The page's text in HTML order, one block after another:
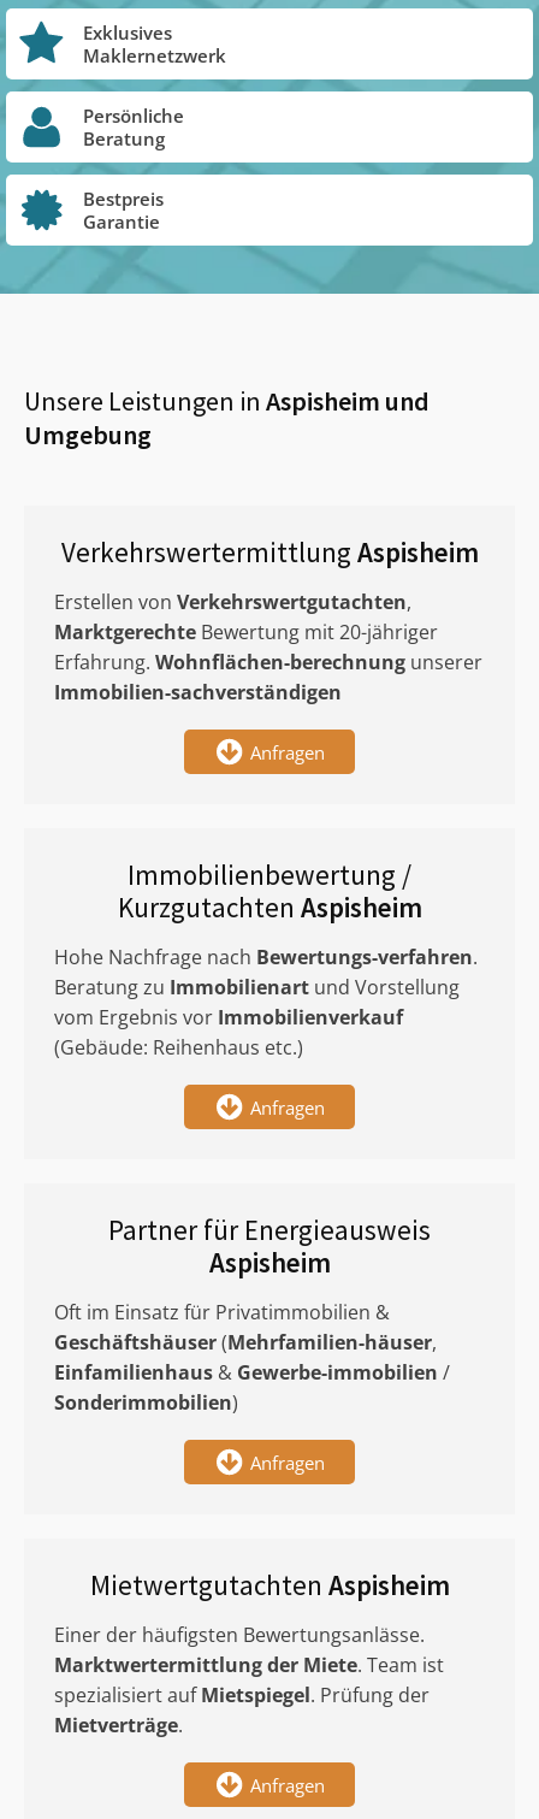
Exklusives
Maklernetzwerk
Persönliche
Beratung
Bestpreis
Garantie
Unsere Leistungen in Aspisheim und
Umgebung
Verkehrswertermittlung Aspisheim
Erstellen von Verkehrswertgutachten,
Marktgerechte Bewertung mit 20-jähriger
Erfahrung. Wohnflächen-berechnung unserer
Immobilien-sachverständigen
Anfragen
Immobilienbewertung /
Kurzgutachten Aspisheim
Hohe Nachfrage nach Bewertungs-verfahren.
Beratung zu Immobilienart und Vorstellung
vom Ergebnis vor Immobilienverkauf
(Gebäude: Reihenhaus etc.)
Anfragen
Partner für Energieausweis
Aspisheim
Oft im Einsatz für Privatimmobilien &
Geschäftshäuser(Mehrfamilien-häuser,
Einfamilienhaus & Gewerbe-immobilien /
Sonderimmobilien)
Anfragen
Mietwertgutachten Aspisheim
Einer der häufigsten Bewertungsanlässe.
Marktwertermittlungder Miete. Team ist
spezialisiert aufMietspiegel. Prüfung der
Mietverträge.
Anfragen